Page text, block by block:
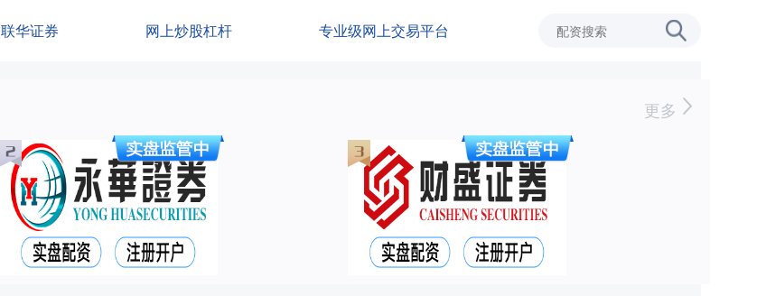
联华证券 网上炒股杠杆 专业级网上交易平台
更多